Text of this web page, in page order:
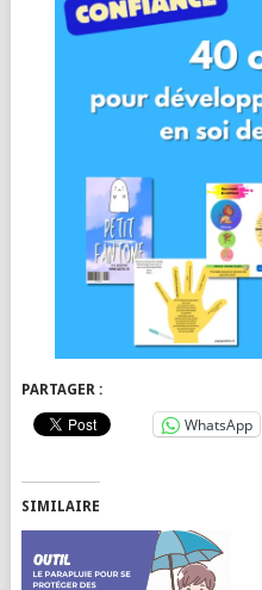
PARTAGER :
WhatsApp
SIMILAIRE